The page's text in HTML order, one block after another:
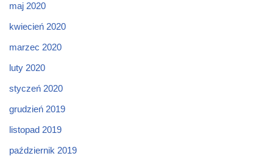
maj 2020
kwiecień 2020
marzec 2020
luty 2020
styczeń 2020
grudzień 2019
listopad 2019
październik 2019